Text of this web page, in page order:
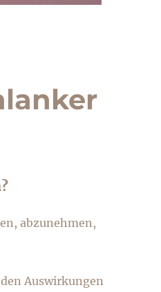
abzunehmen,
Auswirkungen